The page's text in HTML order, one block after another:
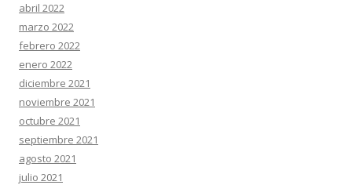
abril 2022
marzo 2022
febrero 2022
enero 2022
diciembre 2021
noviembre 2021
octubre 2021
septiembre 2021
agosto 2021
julio 2021